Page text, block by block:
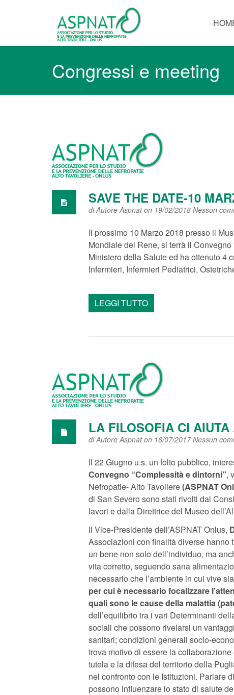
Congressi e meeting
SAVE THE DATE-10
diAutore Aspnaton 19/02/2018 Nessun
Il prossimo 10 Marzo 2018 presso il
Mondiale del Rene, si terrà il Convegno
Ministero della Salute ed ha ottenuto 4
Infermieri, Infermieri Pediatrici,
LEGGI TUTTO
LA FILOSOFIA CI
diAutore Aspnaton 16/07/2017Nessun
Il 22 Giugno u.s. un folto pubblico,
Convegno “Complessità e dintorni”,
Nefropatie- Alto Tavoliere(ASPNAT
di San Severo sono stati rivolti dal
lavori e dalla Direttrice del Museo
Il Vice-Presidente dell’ASPNAT Onlus,
Associazioni con finalità diverse hanno
un bene non solo dell’individuo, ma
vita corretto, seguendo sana
necessario che l’ambiente in cui vive
per cui è necessario focalizzare
quali sono le cause della malattia
dell’equilibrio tra i vari Determinanti
sociali che possono rivelarsi un
sanitari; condizioni generali socio-
trova motivo di essere la
tutela e la difesa del territorio della
nel confronto con le Istituzioni. Parlare
possono influenzare lo stato di salute